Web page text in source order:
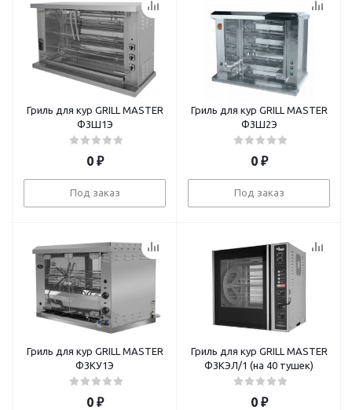
Гриль для кур GRILL MASTER
Ф3Ш1Э
0₽
Под заказ
Гриль для кур GRILL MASTER
Ф3Ш2Э
0₽
Под заказ
Гриль для кур GRILL MASTER
Ф3КУ1Э
0₽
Гриль для кур GRILL MASTER
Ф3КЭЛ/1 (на 40 тушек)
0₽